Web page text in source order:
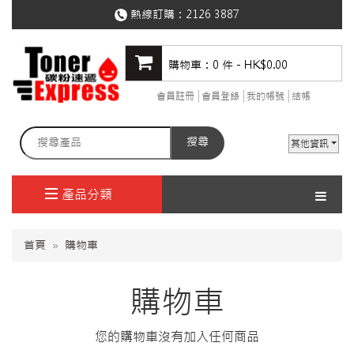
熱線訂購： 2126 3887
購物車：0 件 - HK$0.00
會員註冊 會員登錄 我的帳號 結帳
搜尋 其他資訊
產品分類
首頁 購物車
購物車
您的購物車沒有加入任何商品